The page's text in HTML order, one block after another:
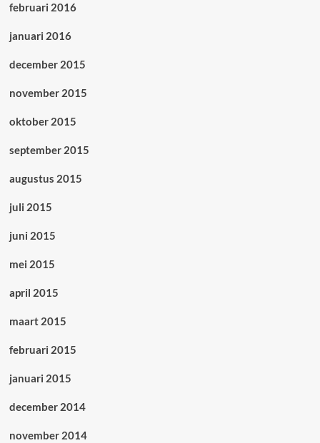
februari 2016
januari 2016
december 2015
november 2015
oktober 2015
september 2015
augustus 2015
juli 2015
juni 2015
mei 2015
april 2015
maart 2015
februari 2015
januari 2015
december 2014
november 2014